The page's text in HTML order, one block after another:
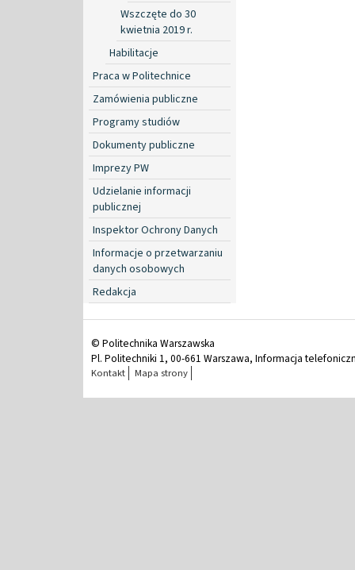
Wszczęte do 30
kwietnia 2019 r.
Habilitacje
Praca w Politechnice
Zamówienia publiczne
Programy studiów
Dokumenty publiczne
Imprezy PW
Udzielanie informacji
publicznej
Inspektor Ochrony Danych
Informacje o przetwarzaniu
danych osobowych
Redakcja
© Politechnika Warszawska
Pl. Politechniki 1, 00-661 Warszawa, Informacja
Kontakt Mapa strony